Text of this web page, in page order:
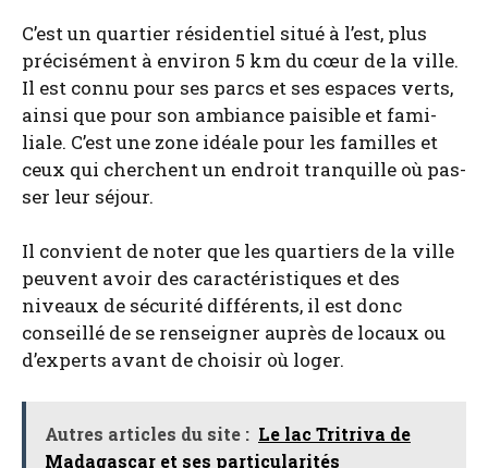
C’est un quar­tier rési­den­tiel situé à l’est, plus
pré­ci­sé­ment à envi­ron 5 km du cœur de la ville.
Il est connu pour ses parcs et ses espaces verts,
ain­si que pour son ambiance pai­sible et fami­
liale. C’est une zone idéale pour les familles et
ceux qui cherchent un endroit tran­quille où pas­
ser leur séjour.
Il convient de noter que les quar­tiers de la ville
peuvent avoir des carac­té­ris­tiques et des
niveaux de sécu­ri­té dif­fé­rents, il est donc
conseillé de se ren­sei­gner auprès de locaux ou
d’ex­perts avant de choi­sir où loger.
Autres articles du site : Le lac Tritriva de
Madagascar et ses particularités